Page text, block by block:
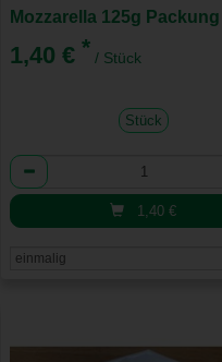
Mozzarella 125g Packung
1,40 €* / Stück
Stück
Anzahl
1,40€